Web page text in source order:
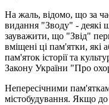
На жаль, відомо, що за
видання "Зводу" - деякі
зауважити, що "Звід"
вміщені ці пам'ятки,
пам'яток історії та
Закону України "Про
Непересічними
містобудування. Якщо